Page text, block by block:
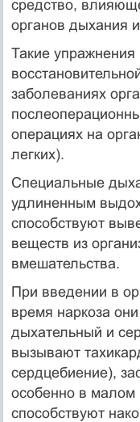
средство,
органов дыхания
Такие
заболеваниях
операциях на
легких).
Специальные
удлиненным
способствуют
веществ из
вмешательства.
При введении в
время наркоза
дыхательный и
вызывают
сердцебиение),
особенно в малом
способствуют